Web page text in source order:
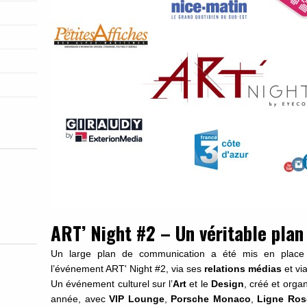
ART’ Night #2 – Un véritable
Un large plan de communication a été mis en
l’événement ART' Night #2, via ses relations médias et
Un événement culturel sur l’Art et le Design , créé et
année, avecVIP Lounge, Porsche Monaco Ligne